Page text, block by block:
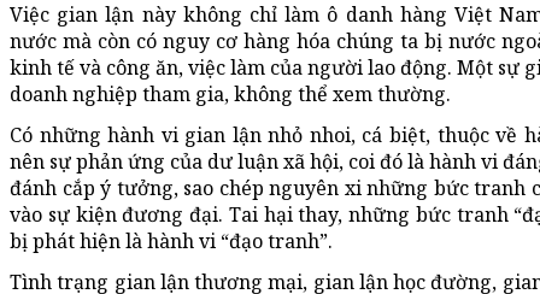
Việc gian lận này không chỉ làm ô danh hàng Việt
nước mà còn có nguy cơ hàng hóa chúng ta bị nước
kinh tế và công ăn, việc làm của người lao động. Một sự
doanh nghiệp tham gia, không thể xem thường.
Có những hành vi gian lận nhỏ nhoi, cá biệt, thuộc về
nên sự phản ứng của dư luận xã hội, coi đó là hành vi
đánh cắp ý tưởng, sao chép nguyên xi những bức tranh
vào sự kiện đương đại. Tai hại thay, những bức tranh
bị phát hiện là hành vi “đạo tranh”.
Tình trạng gian lận thương mại, gian lận học đường,